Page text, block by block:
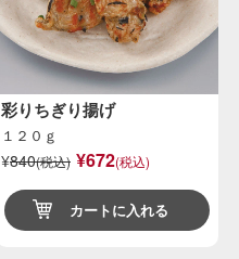
彩りちぎり揚げ
１２０ｇ
¥840(税込) ¥672(税込)
カートに入れる